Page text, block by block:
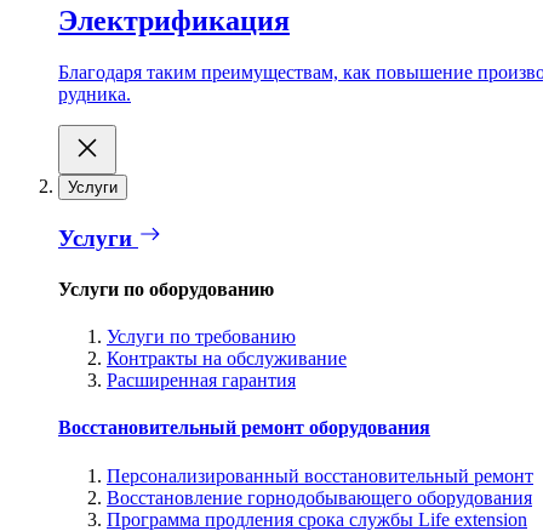
Электрификация
Благодаря таким преимуществам, как повышение
рудника.
Услуги
Услуги
Услуги по оборудованию
Услуги по требованию
Контракты на обслуживание
Расширенная гарантия
Восстановительный ремонт оборудования
Персонализированный восстановительный ремонт
Восстановление горнодобывающего оборудования
Программа продления срока службы Life extension